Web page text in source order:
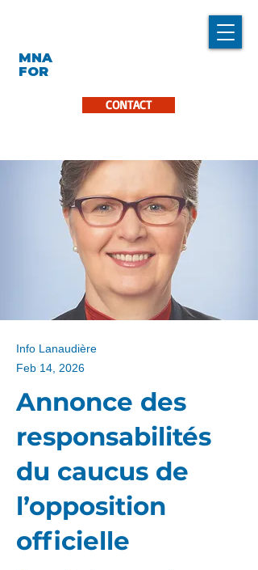
CONTACT
MNA
FOR
Info Lanaudière
Feb 14, 2026
Annonce des
responsabilités
du caucus de
l’opposition
officielle